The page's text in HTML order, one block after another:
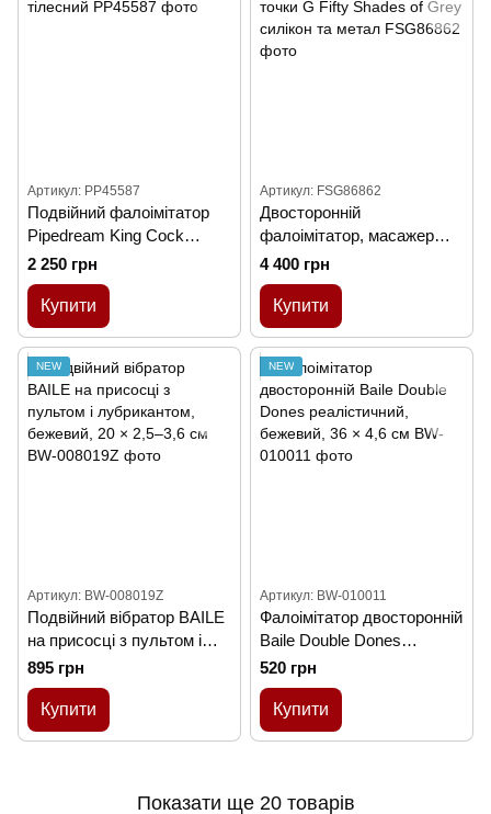
Артикул: PP45587
Подвійний фалоімітатор
Pipedream King Cock
тілесний
2 250 грн
Купити
Артикул: FSG86862
Двосторонній
фалоімітатор, масажер
точки G Fifty Shades of
Grey силікон та метал
4 400 грн
Купити
NEW
Артикул: BW-008019Z
Подвійний вібратор BAILE
на присосці з пультом і
лубрикантом, бежевий, 20
× 2,5–3,6 см
895 грн
Купити
NEW
Артикул: BW-010011
Фалоімітатор двосторонній
Baile Double Dones
реалістичний, бежевий, 36
× 4,6 см
520 грн
Купити
Показати ще 20 товарів